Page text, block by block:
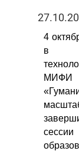
4
в
МИФИ